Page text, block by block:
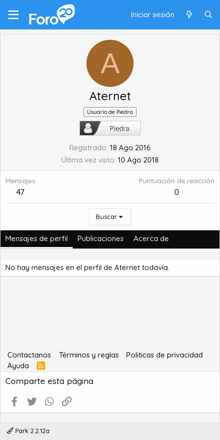
Iniciar sesión
A
Aternet
Usuario de Piedra
Registrado 18 Ago 2016
Última vez visto 10 Ago 2018
Mensajes
47
Puntuación de reacción
0
Buscar
Mensajes de perfil Publicaciones Acerca de
No hay mensajes en el perfil de Aternet todavía.
Contactanos Términos y reglas
Politicas de privacidad
Ayuda
R
S
S
Comparte esta página
Facebook
Twitter WhatsApp
Park 2.2.12a